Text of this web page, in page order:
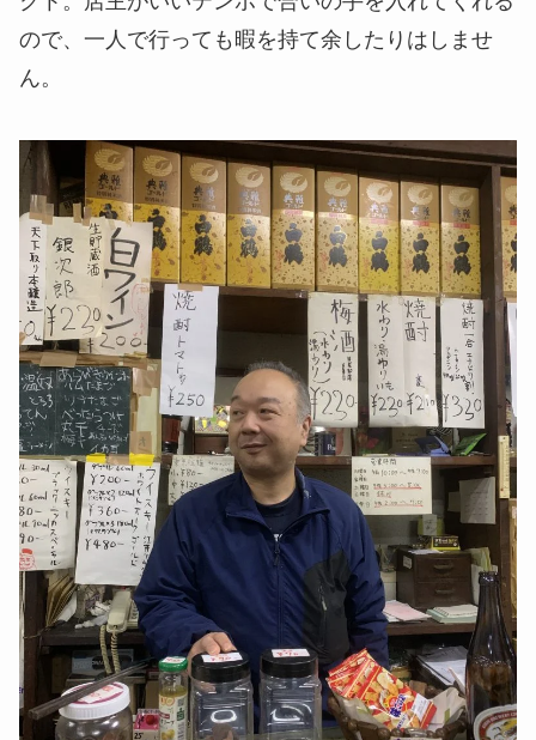
ので、一人で行っても暇を持て余したりはしませ
ん。